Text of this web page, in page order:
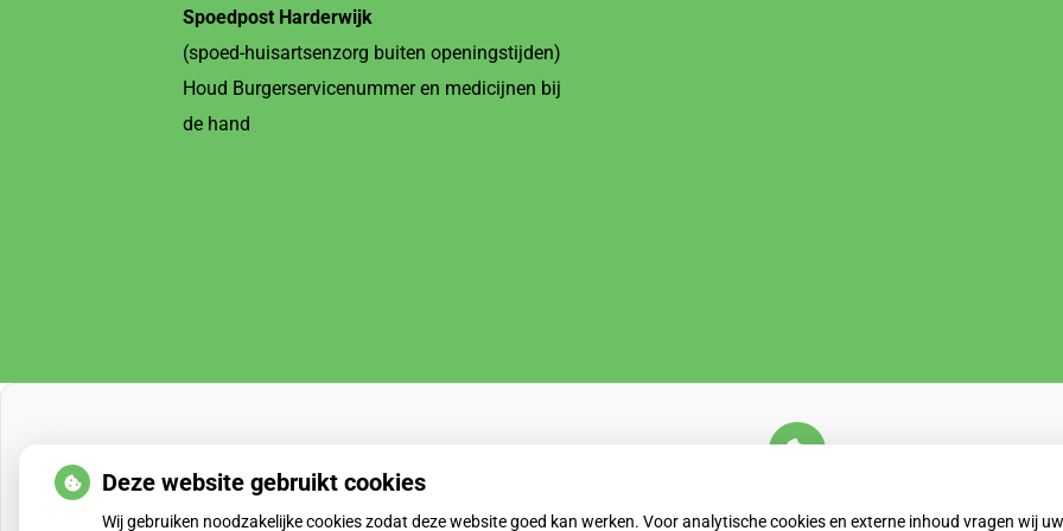
Spoedpost Harderwijk
(spoed-huisartsenzorg buiten openingstijden)
Houd Burgerservicenummer en medicijnen bij
de hand
externe inhoud
die nodig is om dit te zien.
Deze website gebruikt cookies
Wij gebruiken noodzakelijke cookies zodat deze website goed kan werken. Voor analytische cookies en externe inhoud vragen wij